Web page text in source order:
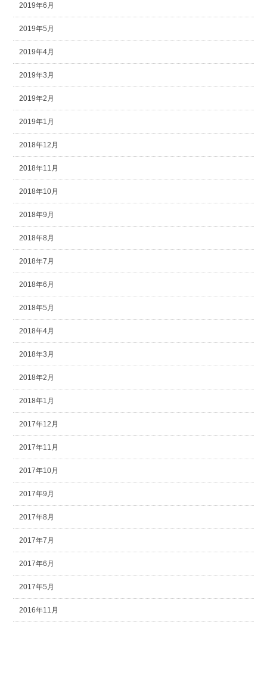
2019年6月
2019年5月
2019年4月
2019年3月
2019年2月
2019年1月
2018年12月
2018年11月
2018年10月
2018年9月
2018年8月
2018年7月
2018年6月
2018年5月
2018年4月
2018年3月
2018年2月
2018年1月
2017年12月
2017年11月
2017年10月
2017年9月
2017年8月
2017年7月
2017年6月
2017年5月
2016年11月